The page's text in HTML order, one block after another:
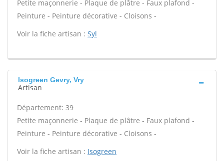
Petite maçonnerie - Plaque de plâtre - Faux plafond -
Peinture - Peinture décorative - Cloisons -
Voir la fiche artisan : Syl
Isogreen Gevry, Vry
Artisan
Département: 39
Petite maçonnerie - Plaque de plâtre - Faux plafond -
Peinture - Peinture décorative - Cloisons -
Voir la fiche artisan : Isogreen